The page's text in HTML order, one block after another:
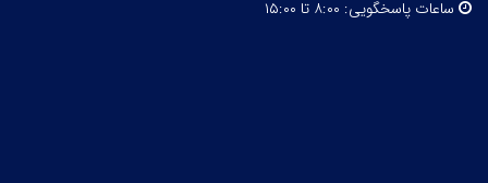
ساعات پاسخگویی: ۸:۰۰ تا ۱۵:۰۰